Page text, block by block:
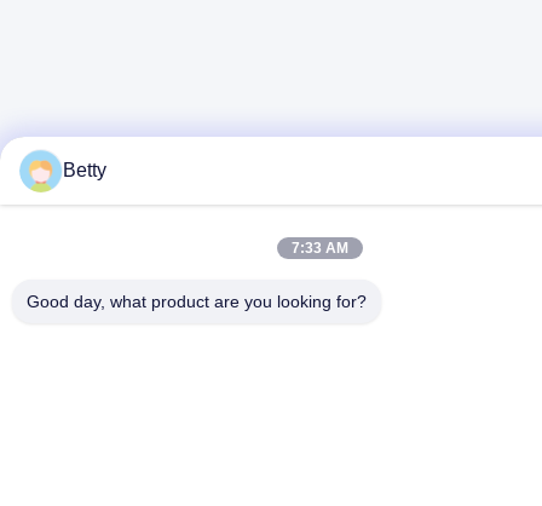
Betty
7:33 AM
Good day, what product are you looking for?